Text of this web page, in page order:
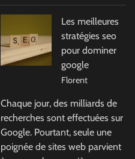
Les meilleures
stratégies seo
pour dominer
google
Florent
Chaque jour, des milliards de
recherches sont effectuées sur
Google. Pourtant, seule une
poignée de sites web parvient